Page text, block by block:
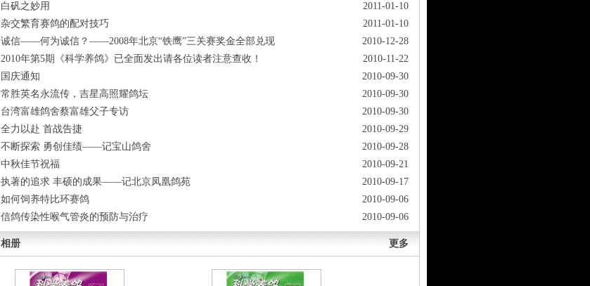
2011-01-10
白矾之妙用
2011-01-10
杂交繁育赛鸽的配对技巧
2010-12-28
诚信——何为诚信？——2008年北京“铁鹰”三关赛奖金全部兑现
2010-11-22
2010年第5期《科学养鸽》已全面发出请各位读者注意查收！
2010-09-30
国庆通知
2010-09-30
常胜英名永流传，吉星高照耀鸽坛
2010-09-30
台湾富雄鸽舍蔡富雄父子专访
2010-09-29
全力以赴 首战告捷
2010-09-28
不断探索 勇创佳绩——记宝山鸽舍
2010-09-21
中秋佳节祝福
2010-09-17
执著的追求 丰硕的成果——记北京凤凰鸽苑
2010-09-06
如何饲养特比环赛鸽
2010-09-06
信鸽传染性喉气管炎的预防与治疗
相册 更多